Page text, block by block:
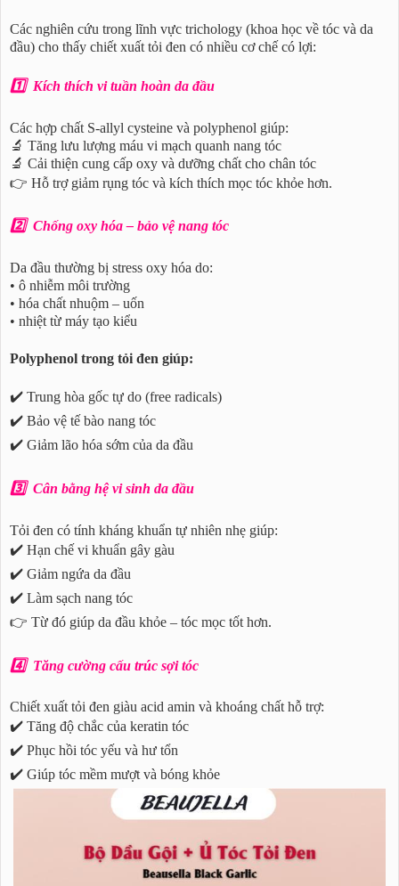
Các nghiên cứu trong lĩnh vực trichology (khoa học về tóc và da
đầu) cho thấy chiết xuất tỏi đen có nhiều cơ chế có lợi:
1️⃣ Kích thích vi tuần hoàn da đầu
Các hợp chất S-allyl cysteine và polyphenol giúp:
🔬 Tăng lưu lượng máu vi mạch quanh nang tóc
🔬 Cải thiện cung cấp oxy và dưỡng chất cho chân tóc
👉 Hỗ trợ giảm rụng tóc và kích thích mọc tóc khỏe hơn.
2️⃣ Chống oxy hóa – bảo vệ nang tóc
Da đầu thường bị stress oxy hóa do:
• ô nhiễm môi trường
• hóa chất nhuộm – uốn
• nhiệt từ máy tạo kiểu
Polyphenol trong tỏi đen giúp:
✔️ Trung hòa gốc tự do (free radicals)
✔️ Bảo vệ tế bào nang tóc
✔️ Giảm lão hóa sớm của da đầu
3️⃣ Cân bằng hệ vi sinh da đầu
Tỏi đen có tính kháng khuẩn tự nhiên nhẹ giúp:
✔️ Hạn chế vi khuẩn gây gàu
✔️ Giảm ngứa da đầu
✔️ Làm sạch nang tóc
👉 Từ đó giúp da đầu khỏe – tóc mọc tốt hơn.
4️⃣ Tăng cường cấu trúc sợi tóc
Chiết xuất tỏi đen giàu acid amin và khoáng chất hỗ trợ:
✔️ Tăng độ chắc của keratin tóc
✔️ Phục hồi tóc yếu và hư tổn
✔️ Giúp tóc mềm mượt và bóng khỏe